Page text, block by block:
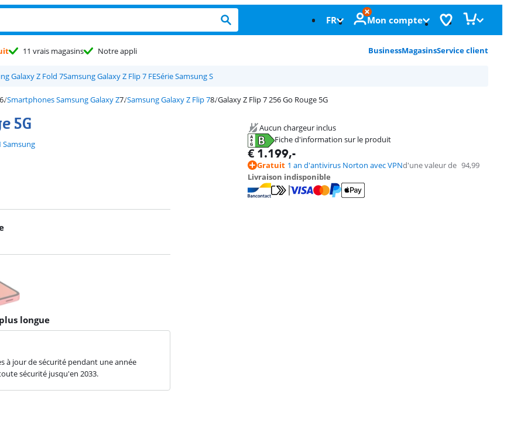
FR Mon compte
11 vrais magasins Notre appli BusinessMagasinsService client
Galaxy Z Fold 7Samsung Galaxy Z Flip 7 FESérie Samsung S
Smartphones Samsung Galaxy Z Samsung Galaxy Z Flip 7 Galaxy Z Flip 7 256 Go Rouge 5G
5G
Samsung
longue
à jour de sécurité pendant une année
sécurité jusqu'en 2033.
Aucun chargeur inclus
Fiche d'information sur le produit
s'ouvre dans un nouvel onglet
€ 1.199,-
Gratuit 1 an d'antivirus Norton avec VPNd'une valeur de 94,99
Livraison indisponible